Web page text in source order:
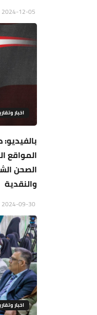
اخبار
المواقع
الصحن
والنقدية
اخبار